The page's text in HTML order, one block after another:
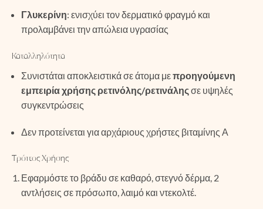
Γλυκερίνη: ενισχύει τον δερματικό φραγμό και
προλαμβάνει την απώλεια υγρασίας
Καταλληλότητα
Συνιστάται αποκλειστικά σε άτομα μεπροηγούμενη
εμπειρία χρήσης ρετινόλης/ρετινάληςσε υψηλές
συγκεντρώσεις
Δεν προτείνεται για αρχάριους χρήστες βιταμίνης Α
Τρόπος Χρήσης
Εφαρμόστε το βράδυ σε καθαρό, στεγνό δέρμα, 2
αντλήσεις σε πρόσωπο, λαιμό και ντεκολτέ.